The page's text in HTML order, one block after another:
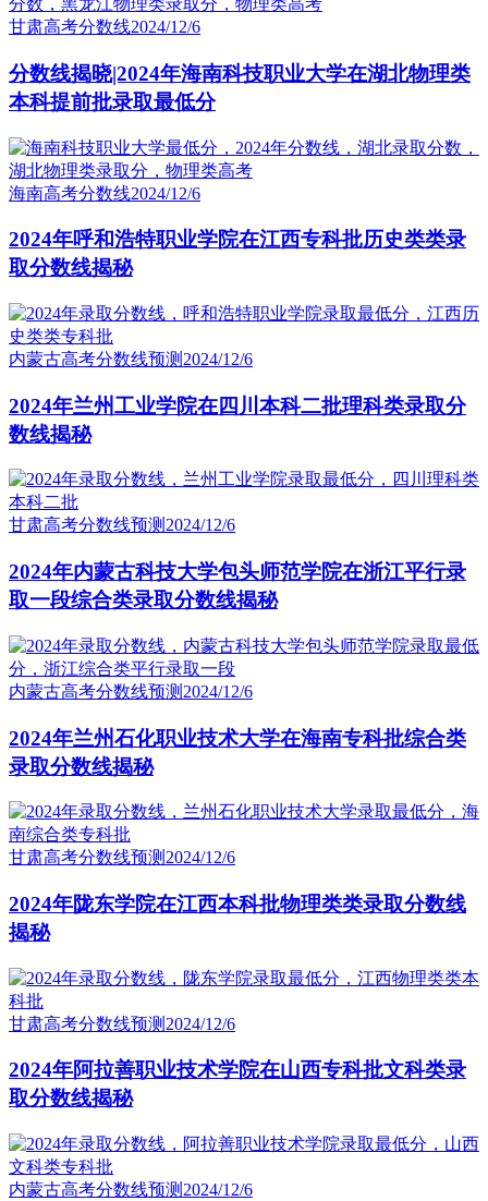
甘肃高考分数线2024/12/6
分数线揭晓|2024年海南科技职业大学在湖北物理类
本科提前批录取最低分
海南高考分数线2024/12/6
2024年呼和浩特职业学院在江西专科批历史类类录
取分数线揭秘
内蒙古高考分数线预测 2024/12/6
2024年兰州工业学院在四川本科二批理科类录取分
数线揭秘
甘肃高考分数线预测 2024/12/6
2024年内蒙古科技大学包头师范学院在浙江平行录
取一段综合类录取分数线揭秘
内蒙古高考分数线预测 2024/12/6
2024年兰州石化职业技术大学在海南专科批综合类
录取分数线揭秘
甘肃高考分数线预测 2024/12/6
2024年陇东学院在江西本科批物理类类录取分数线
揭秘
甘肃高考分数线预测 2024/12/6
2024年阿拉善职业技术学院在山西专科批文科类录
取分数线揭秘
内蒙古高考分数线预测 2024/12/6